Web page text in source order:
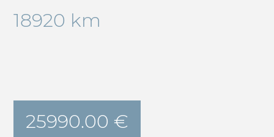
18920 km
25990.00 €